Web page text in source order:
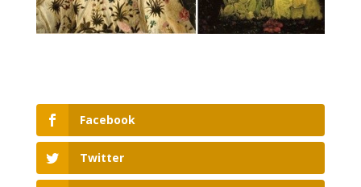
Facebook
Twitter